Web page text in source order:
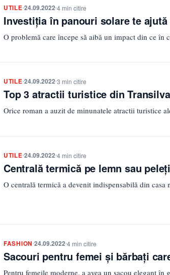
UTILE 24.09.2022 4 min citire
Investiţia în panouri solare te
O problemă care începe să aibă un impact din ce în
UTILE 24.09.2022 3 min citire
Top 3 atractii turistice din
Orice roman a auzit de minunatele atractii turistice
UTILE 24.09.2022 4 min citire
Centrală termică pe lemn sau
O centrală termică a devenit indispensabilă din
FASHION24.09.20224 min citire
Sacouri pentru femei și bărbați
Pentru femeile moderne, a avea un sacou elegant